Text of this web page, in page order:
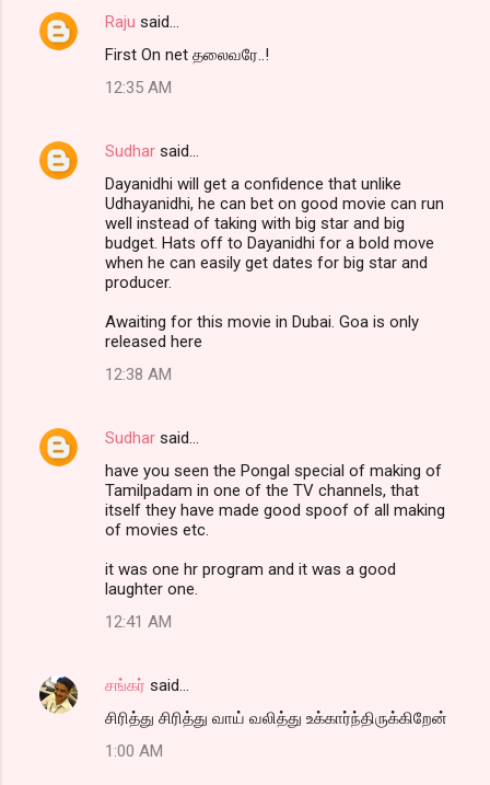
Raju said…
First On net தலைவரே..!
12:35 AM
Sudhar said…
Dayanidhi will get a confidence that unlike
Udhayanidhi, he can bet on good movie can run
well instead of taking with big star and big
budget. Hats off to Dayanidhi for a bold move
when he can easily get dates for big star and
producer.
Awaiting for this movie in Dubai. Goa is only
released here
12:38 AM
Sudhar said…
have you seen the Pongal special of making of
Tamilpadam in one of the TV channels, that
itself they have made good spoof of all making
of movies etc.
it was one hr program and it was a good
laughter one.
12:41 AM
சங்கர் said…
சிரித்து சிரித்து வாய் வலித்து உக்கார்ந்திருக்கிறேன்
1:00 AM